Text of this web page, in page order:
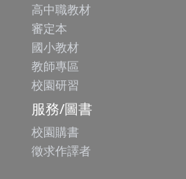
高中職教材
審定本
國小教材
教師專區
校園研習
服務/圖書
校園購書
徵求作譯者